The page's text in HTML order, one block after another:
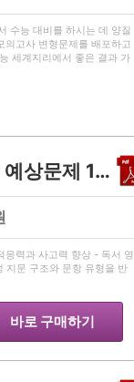
수능 대비를 하시는 데 양질
의고사 변형문제를 배포하고
세계지리에서 좋은 결과 가
[2026수능완성 독서]제재 연계 예상문제 17제
응력과 사고력 향상 - 독서 영
지문 구조와 문항 유형을 반
바로 구매하기